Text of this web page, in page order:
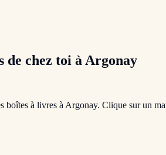
de chez toi à Argonay
boîtes à livres à Argonay. Clique sur un